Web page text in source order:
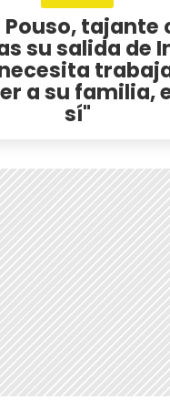
tajante
su salida de
a su familia,
sí"